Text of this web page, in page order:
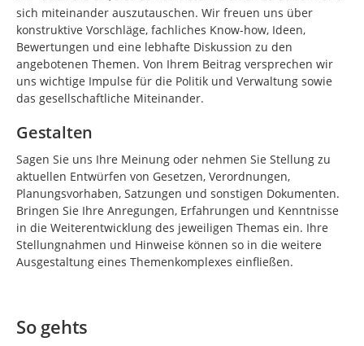
sich miteinander auszutauschen. Wir freuen uns über
konstruktive Vorschläge, fachliches Know-how, Ideen,
Bewertungen und eine lebhafte Diskussion zu den
angebotenen Themen. Von Ihrem Beitrag versprechen wir
uns wichtige Impulse für die Politik und Verwaltung sowie
das gesellschaftliche Miteinander.
Gestalten
Sagen Sie uns Ihre Meinung oder nehmen Sie Stellung zu
aktuellen Entwürfen von Gesetzen, Verordnungen,
Planungsvorhaben, Satzungen und sonstigen Dokumenten.
Bringen Sie Ihre Anregungen, Erfahrungen und Kenntnisse
in die Weiterentwicklung des jeweiligen Themas ein. Ihre
Stellungnahmen und Hinweise können so in die weitere
Ausgestaltung eines Themenkomplexes einfließen.
So gehts